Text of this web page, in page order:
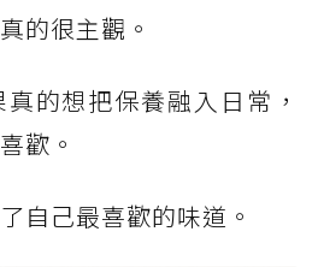
的很主觀。
的想把保養融入日常，
歡。
自己最喜歡的味道。